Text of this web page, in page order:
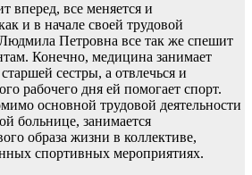
вперед, все меняется и
и в начале своей трудовой
Людмила Петровна все так же спешит
Конечно, медицина занимает
сестры, а отвлечься и
рабочего дня ей помогает спорт.
основной трудовой деятельности
больнице, занимается
образа жизни в коллективе,
спортивных мероприятиях.